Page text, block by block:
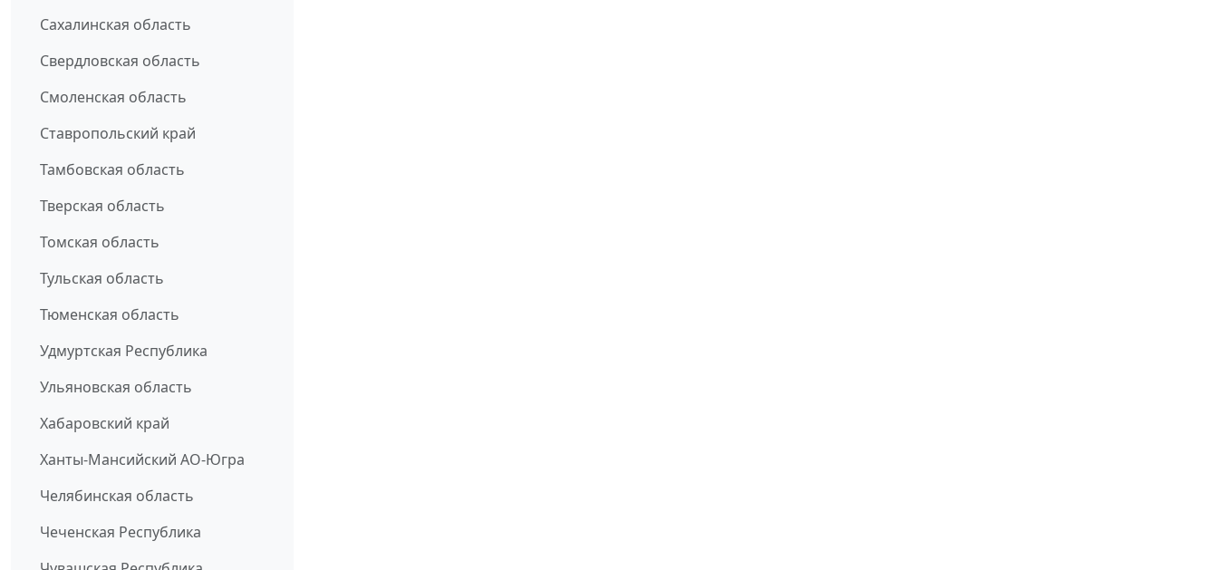
Сахалинская область
Свердловская область
Смоленская область
Ставропольский край
Тамбовская область
Тверская область
Томская область
Тульская область
Тюменская область
Удмуртская Республика
Ульяновская область
Хабаровский край
Ханты-Мансийский АО-Югра
Челябинская область
Чеченская Республика